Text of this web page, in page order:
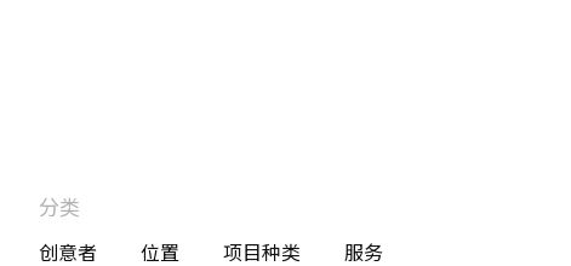
分类
创意者 位置 项目种类 服务